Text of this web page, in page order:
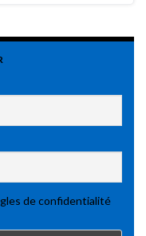
de confidentialité